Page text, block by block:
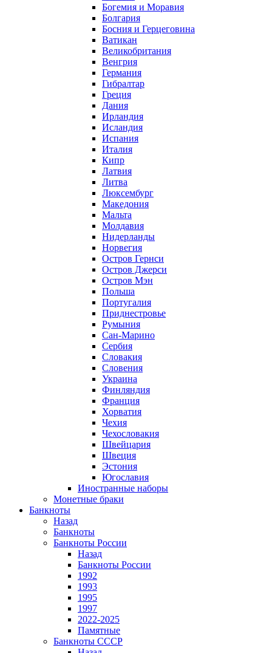
Богемия и Моравия
Болгария
Босния и Герцеговина
Ватикан
Великобритания
Венгрия
Германия
Гибралтар
Греция
Дания
Ирландия
Исландия
Испания
Италия
Кипр
Латвия
Литва
Люксембург
Македония
Мальта
Молдавия
Нидерланды
Норвегия
Остров Гернси
Остров Джерси
Остров Мэн
Польша
Португалия
Приднестровье
Румыния
Сан-Марино
Сербия
Словакия
Словения
Украина
Финляндия
Франция
Хорватия
Чехия
Чехословакия
Швейцария
Швеция
Эстония
Югославия
Иностранные наборы
Монетные браки
Банкноты
Назад
Банкноты
Банкноты России
Назад
Банкноты России
1992
1993
1995
1997
2022-2025
Памятные
Банкноты СССР